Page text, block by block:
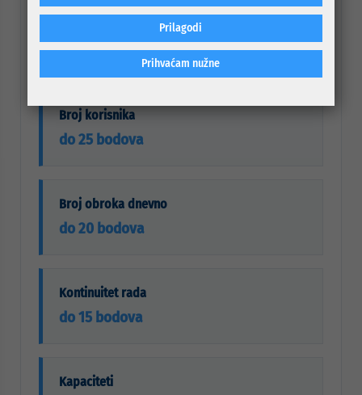
Ocjena prijava vrši se na osnovu bodovnih kriterija.
Projekti koji ne ostvare najmanje 60 bodova ne mogu
Broj korisnika
do 25 bodova
Broj obroka dnevno
do 20 bodova
Kontinuitet rada
do 15 bodova
Kapaciteti
Prihvaćam nužne
Prilagodi